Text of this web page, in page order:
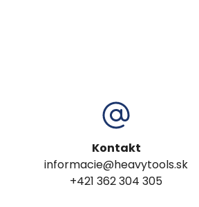
Kontakt
informacie@heavytools.sk
+421 362 304 305